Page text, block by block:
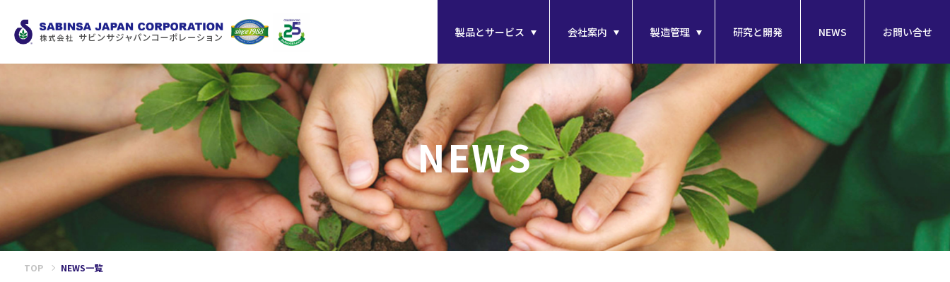
製品とサービス 会社案内 製造管理 研究と開発 NEWS お問い合せ
NEWS
TOP NEWS一覧